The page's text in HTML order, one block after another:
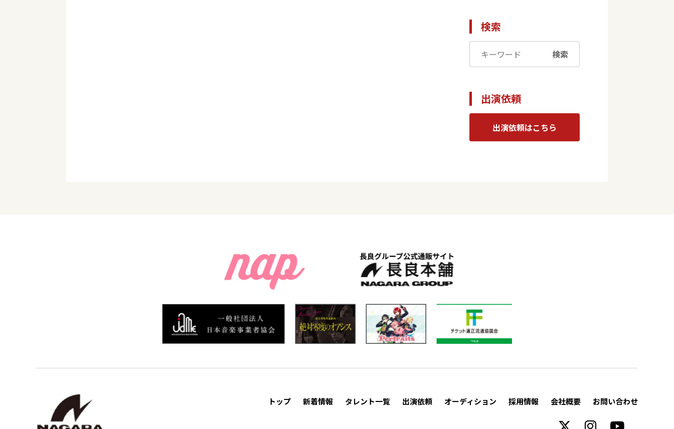
検索
検索
出演依頼
出演依頼はこちら
トップ 新着情報 タレント一覧 出演依頼 オーディション 採用情報 会社概要 お問い合わせ